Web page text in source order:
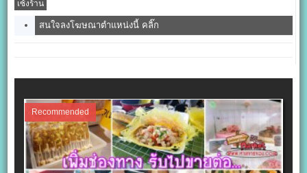
เซ้งร้าน
สนใจลงโฆษณาตำแหน่งนี้ คลิ๊ก
Recommended